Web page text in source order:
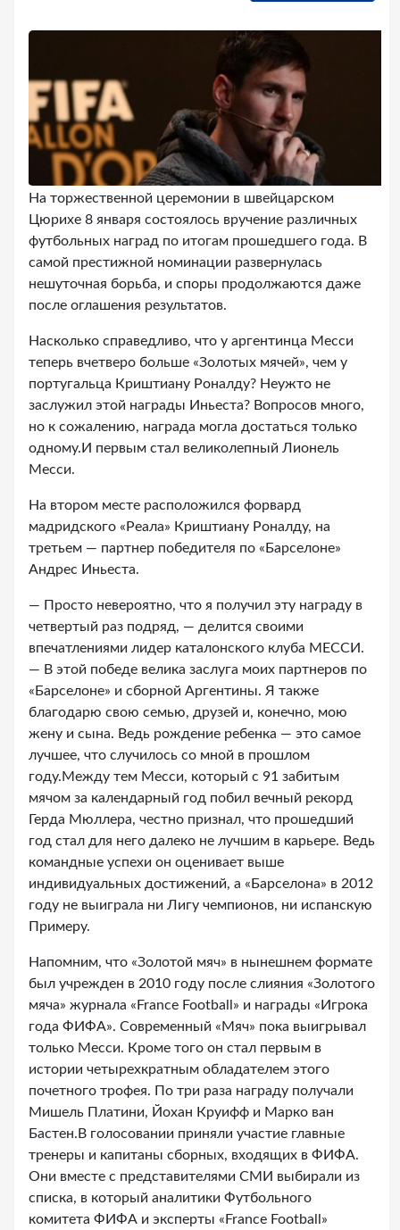
На торжественной церемонии в швейцарском
Цюрихе 8 января состоялось вручение различных
футбольных наград по итогам прошедшего года. В
самой престижной номинации развернулась
нешуточная борьба, и споры продолжаются даже
после оглашения результатов.
Насколько справедливо, что у аргентинца Месси
теперь вчетверо больше «Золотых мячей», чем у
португальца Криштиану Роналду? Неужто не
заслужил этой награды Иньеста? Вопросов много,
но к сожалению, награда могла достаться только
одному.И первым стал великолепный Лионель
Месси.
На втором месте расположился форвард
мадридского «Реала» Криштиану Роналду, на
третьем — партнер победителя по «Барселоне»
Андрес Иньеста.
— Просто невероятно, что я получил эту награду в
четвертый раз подряд, — делится своими
впечатлениями лидер каталонского клуба МЕССИ.
— В этой победе велика заслуга моих партнеров по
«Барселоне» и сборной Аргентины. Я также
благодарю свою семью, друзей и, конечно, мою
жену и сына. Ведь рождение ребенка — это самое
лучшее, что случилось со мной в прошлом
году.Между тем Месси, который с 91 забитым
мячом за календарный год побил вечный рекорд
Герда Мюллера, честно признал, что прошедший
год стал для него далеко не лучшим в карьере. Ведь
командные успехи он оценивает выше
индивидуальных достижений, а «Барселона» в 2012
году не выиграла ни Лигу чемпионов, ни испанскую
Примеру.
Напомним, что «Золотой мяч» в нынешнем формате
был учрежден в 2010 году после слияния «Золотого
мяча» журнала «France Football» и награды «Игрока
года ФИФА». Современный «Мяч» пока выигрывал
только Месси. Кроме того он стал первым в
истории четырехкратным обладателем этого
почетного трофея. По три раза награду получали
Мишель Платини, Йохан Круифф и Марко ван
Бастен.В голосовании приняли участие главные
тренеры и капитаны сборных, входящих в ФИФА.
Они вместе с представителями СМИ выбирали из
списка, в который аналитики Футбольного
комитета ФИФА и эксперты «France Football»